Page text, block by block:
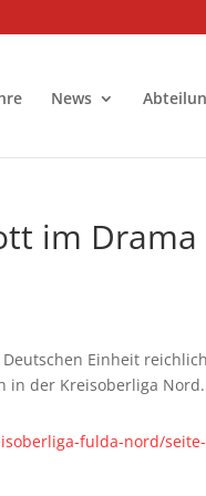
News
im Drama
Einheit
in der Kreisoberliga Nord.
fulda-nord/